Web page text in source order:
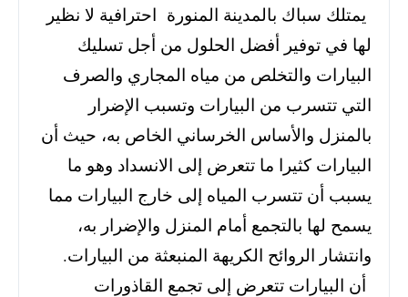
يمتلك سباك بالمدينة المنورة احترافية لا نظير
لها في توفير أفضل الحلول من أجل تسليك
البيارات والتخلص من مياه المجاري والصرف
التي تتسرب من البيارات وتسبب الإضرار
بالمنزل والأساس الخرساني الخاص به، حيث أن
البيارات كثيرا ما تتعرض إلى الانسداد وهو ما
يسبب أن تتسرب المياه إلى خارج البيارات مما
يسمح لها بالتجمع أمام المنزل والإضرار به،
وانتشار الروائح الكريهة المنبعثة من البيارات.
أن البيارات تتعرض إلى تجمع القاذورات